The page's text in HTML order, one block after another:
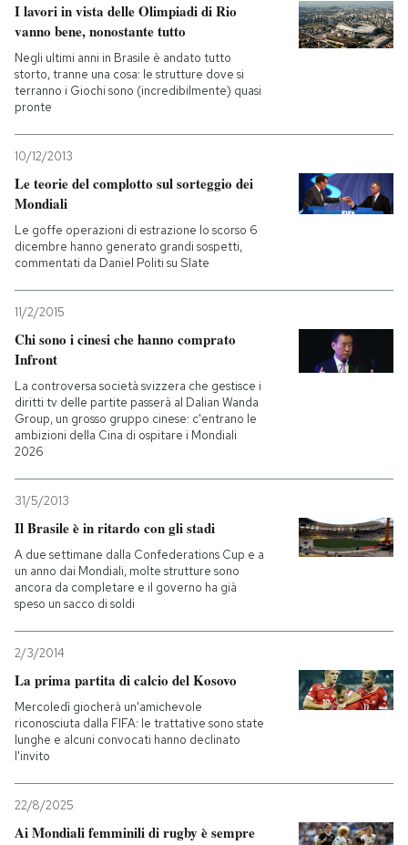
I lavori in vista delle Olimpiadi di Rio
vanno bene, nonostante tutto
Negli ultimi anni in Brasile è andato tutto
storto, tranne una cosa: le strutture dove si
terranno i Giochi sono (incredibilmente) quasi
pronte
10/12/2013
Le teorie del complotto sul sorteggio dei
Mondiali
Le goffe operazioni di estrazione lo scorso 6
dicembre hanno generato grandi sospetti,
commentati da Daniel Politi su Slate
11/2/2015
Chi sono i cinesi che hanno comprato
Infront
La controversa società svizzera che gestisce i
diritti tv delle partite passerà al Dalian Wanda
Group, un grosso gruppo cinese: c'entrano le
ambizioni della Cina di ospitare i Mondiali
2026
31/5/2013
Il Brasile è in ritardo con gli stadi
A due settimane dalla Confederations Cup e a
un anno dai Mondiali, molte strutture sono
ancora da completare e il governo ha già
speso un sacco di soldi
2/3/2014
La prima partita di calcio del Kosovo
Mercoledì giocherà un'amichevole
riconosciuta dalla FIFA: le trattative sono state
lunghe e alcuni convocati hanno declinato
l'invito
22/8/2025
Ai Mondiali femminili di rugby è sempre